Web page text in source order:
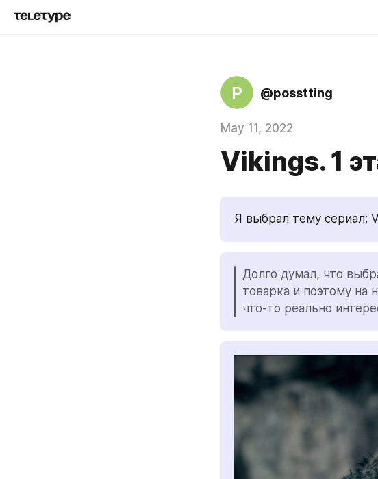
P @posstting
May 11, 2022
Vikings. 1
Я выбрал тему сериал:
Долго думал, что
товарка и поэтому на
что-то реально